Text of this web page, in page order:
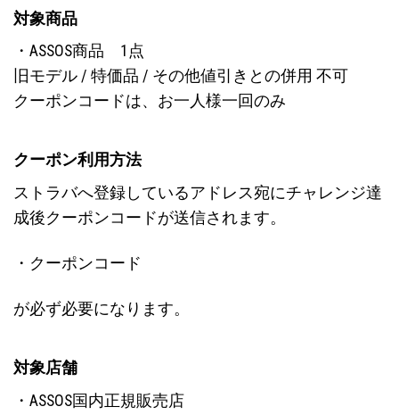
対象商品
・ASSOS商品 1点
旧モデル / 特価品 / その他値引きとの併用 不可
クーポンコードは、お一人様一回のみ
クーポン利用方法
ストラバへ登録しているアドレス宛にチャレンジ達
成後クーポンコードが送信されます。
・クーポンコード
が必ず必要になります。
対象店舗
・ASSOS国内正規販売店